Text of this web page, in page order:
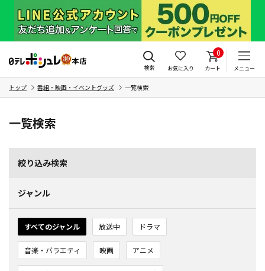
検索 お気に入り
0
カート メニュー
トップ 番組・映画・イベントグッズ 一覧検索
一覧検索
絞り込み検索
ジャンル
すべてのジャンル 放送中 ドラマ
音楽・バラエティ 映画 アニメ